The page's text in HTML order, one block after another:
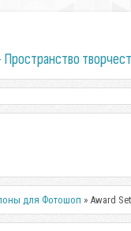
для Фотошоп » Award